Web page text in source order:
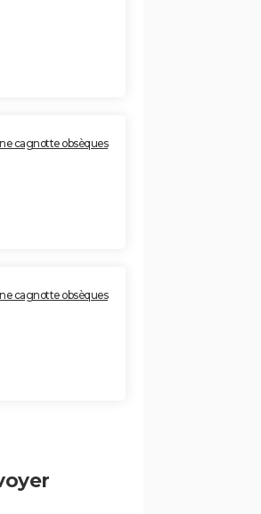
cagnotte obsèques
cagnotte obsèques